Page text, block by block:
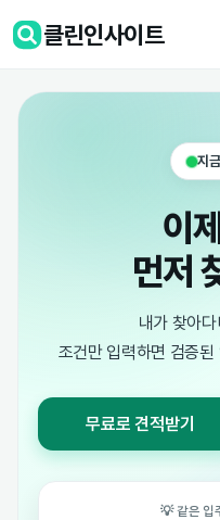
클린인사이트
지
이
먼저
내가 찾아
조건만 입력하면 검증
무료로 견적받기
💡 같은 입